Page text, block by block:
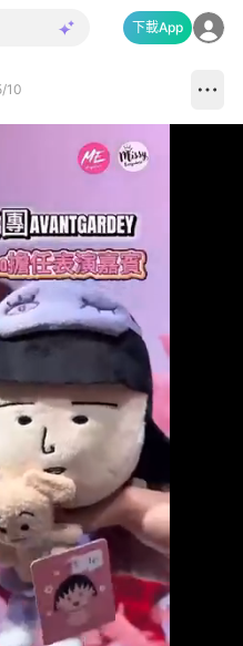
下載App
10